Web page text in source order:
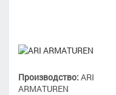
Производство: ARI
ARMATUREN